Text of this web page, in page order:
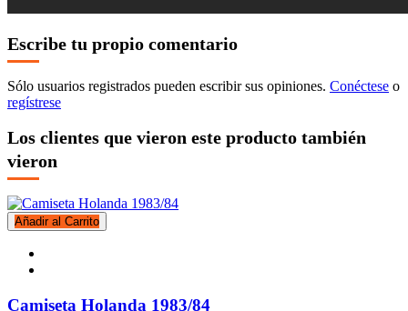
Escribe tu propio comentario
Sólo usuarios registrados pueden escribir sus opiniones. Conéctese o
regístrese
Los clientes que vieron este producto también
vieron
Añadir al Carrito
Camiseta Holanda 1983/84